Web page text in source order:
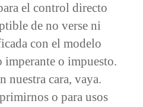
el control directo
de no verse ni
con el modelo
o impuesto.
nuestra cara, vaya.
o para usos